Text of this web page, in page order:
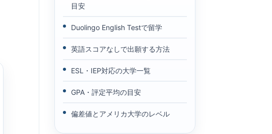
目安
Duolingo English Testで留学
英語スコアなしで出願する方法
ESL・IEP対応の大学一覧
GPA・評定平均の目安
偏差値とアメリカ大学のレベル